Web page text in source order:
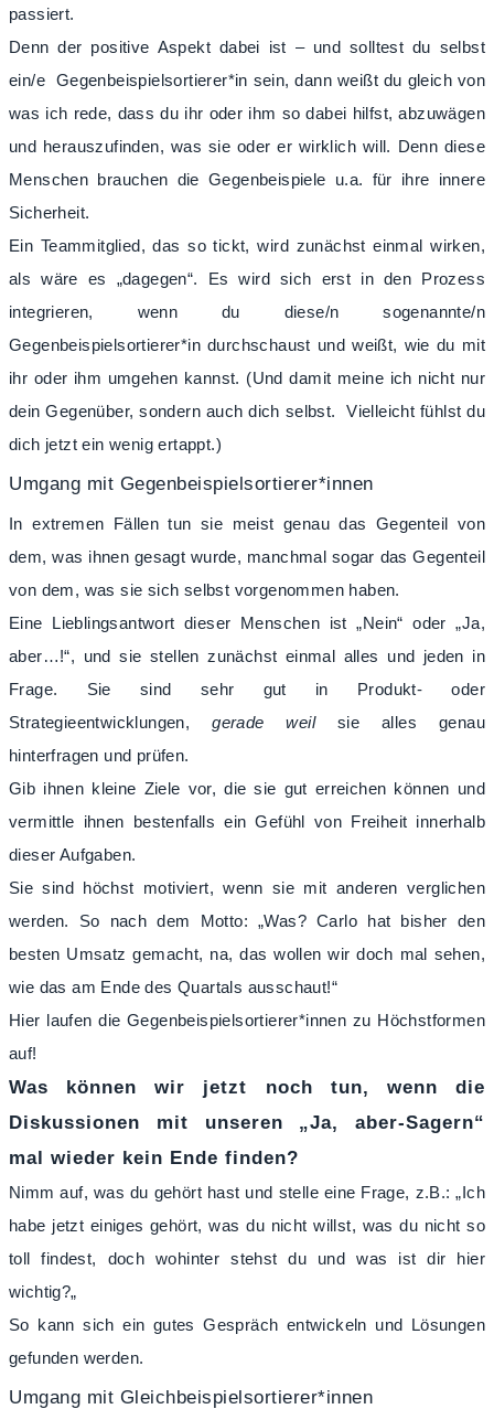
passiert.
Denn der positive Aspekt dabei ist – und solltest du selbst
ein/e Gegenbeispielsortierer*in sein, dann weißt du gleich von
was ich rede, dass du ihr oder ihm so dabei hilfst, abzuwägen
und herauszufinden, was sie oder er wirklich will. Denn diese
Menschen brauchen die Gegenbeispiele u.a. für ihre innere
Sicherheit.
Ein Teammitglied, das so tickt, wird zunächst einmal wirken,
als wäre es „dagegen“. Es wird sich erst in den Prozess
integrieren, wenn du diese/n sogenannte/n
Gegenbeispielsortierer*in durchschaust und weißt, wie du mit
ihr oder ihm umgehen kannst. (Und damit meine ich nicht nur
dein Gegenüber, sondern auch dich selbst. Vielleicht fühlst du
dich jetzt ein wenig ertappt.)
Umgang mit Gegenbeispielsortierer*innen
In extremen Fällen tun sie meist genau das Gegenteil von
dem, was ihnen gesagt wurde, manchmal sogar das Gegenteil
von dem, was sie sich selbst vorgenommen haben.
Eine Lieblingsantwort dieser Menschen ist „Nein“ oder „Ja,
aber…!“, und sie stellen zunächst einmal alles und jeden in
Frage. Sie sind sehr gut in Produkt- oder
Strategieentwicklungen,gerade weilsie alles genau
hinterfragen und prüfen.
Gib ihnen kleine Ziele vor, die sie gut erreichen können und
vermittle ihnen bestenfalls ein Gefühl von Freiheit innerhalb
dieser Aufgaben.
Sie sind höchst motiviert, wenn sie mit anderen verglichen
werden. So nach dem Motto: „Was? Carlo hat bisher den
besten Umsatz gemacht, na, das wollen wir doch mal sehen,
wie das am Ende des Quartals ausschaut!“
Hier laufen die Gegenbeispielsortierer*innen zu Höchstformen
auf!
Was können wir jetzt noch tun, wenn die
Diskussionen mit unseren „Ja, aber-Sagern“
mal wieder kein Ende finden?
Nimm auf, was du gehört hast und stelle eine Frage, z.B.: „Ich
habe jetzt einiges gehört, was du nicht willst, was du nicht so
toll findest, doch wohinter stehst du und was ist dir hier
wichtig?„
So kann sich ein gutes Gespräch entwickeln und Lösungen
gefunden werden.
Umgang mit Gleichbeispielsortierer*innen